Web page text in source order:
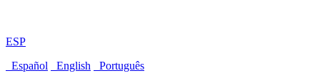
ESP
Español
English
Português